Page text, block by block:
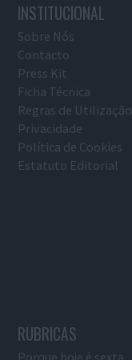
INSTITUCIONAL
Sobre Nós
Contacto
Press Kit
Ficha Técnica
Regras de Utilização
Privacidade
Política de Cookies
Estatuto Editorial
RUBRICAS
Porque hoje é sexta